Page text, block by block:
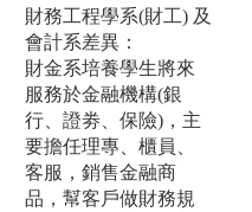
財務工程學系(財工) 及
會計系差異：
財金系培養學生將來
服務於金融機構(銀
行、證劵、保險)，主
要擔任理專、櫃員、
客服，銷售金融商
品，幫客戶做財務規